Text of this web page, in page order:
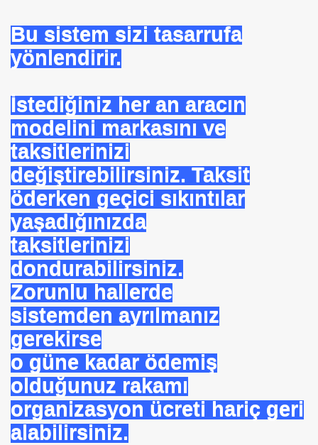
Bu sistem sizi tasarrufa
yönlendirir.
İstediğiniz her an aracın
modelini markasını ve
taksitlerinizi
değiştirebilirsiniz. Taksit
öderken geçici sıkıntılar
yaşadığınızda
taksitlerinizi
dondurabilirsiniz.
Zorunlu hallerde
sistemden ayrılmanız
gerekirse
o güne kadar ödemiş
olduğunuz rakamı
organizasyon ücreti hariç geri
alabilirsiniz.
İLK. sarı nokta tedavisi.DR.Güngör SOBACI
1 e Al= 5 e Sat.
Araştırmalar Mrk.
ENERJİ VERİMLİLİĞİ DER. BŞK
Cezalandırılan Bürokrat
Eyüp Ensari ERGİN-Mehmet Kamil BERSE.
BAŞKANI